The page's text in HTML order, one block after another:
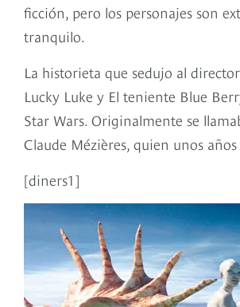
ficción, pero los personajes son
tranquilo.
La historieta que sedujo al
Lucky Luke y El teniente Blue
Star Wars. Originalmente se
Claude Mézières, quien unos
[diners1]